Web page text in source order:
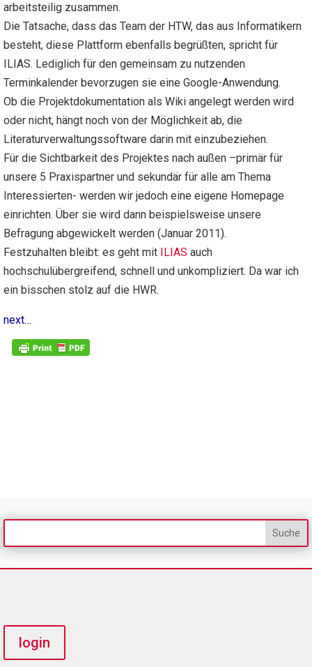
arbeitsteilig zusammen.
Die Tatsache, dass das Team der HTW, das aus Informatikern
besteht, diese Plattform ebenfalls begrüßten, spricht für
ILIAS. Lediglich für den gemeinsam zu nutzenden
Terminkalender bevorzugen sie eine Google-Anwendung.
Ob die Projektdokumentation als Wiki angelegt werden wird
oder nicht, hängt noch von der Möglichkeit ab, die
Literaturverwaltungssoftware darin mit einzubeziehen.
Für die Sichtbarkeit des Projektes nach außen –primär für
unsere 5 Praxispartner und sekundär für alle am Thema
Interessierten- werden wir jedoch eine eigene Homepage
einrichten. Über sie wird dann beispielsweise unsere
Befragung abgewickelt werden (Januar 2011).
Festzuhalten bleibt: es geht mit ILIAS auch
hochschulübergreifend, schnell und unkompliziert. Da war ich
ein bisschen stolz auf die HWR.
next…
login